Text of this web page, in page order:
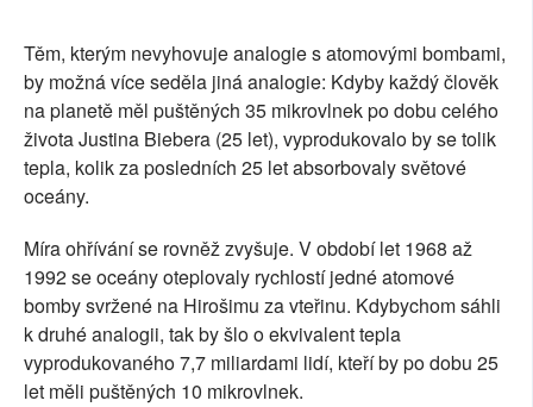
Těm, kterým nevyhovuje analogie s atomovými bombami,
by možná více seděla jiná analogie: Kdyby každý člověk
na planetě měl puštěných 35 mikrovlnek po dobu celého
života Justina Biebera (25 let), vyprodukovalo by se tolik
tepla, kolik za posledních 25 let absorbovaly světové
oceány.
Míra ohřívání se rovněž zvyšuje. V období let 1968 až
1992 se oceány oteplovaly rychlostí jedné atomové
bomby svržené na Hirošimu za vteřinu. Kdybychom sáhli
k druhé analogii, tak by šlo o ekvivalent tepla
vyprodukovaného 7,7 miliardami lidí, kteří by po dobu 25
let měli puštěných 10 mikrovlnek.